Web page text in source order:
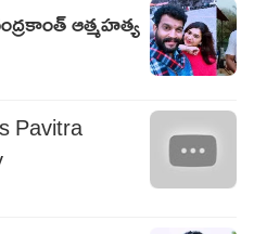
ఆత్మహత్య
Pavitra